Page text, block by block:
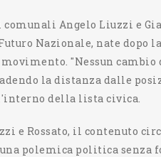
Angelo Liuzzi e
Futuro Nazionale, nate
movimento. "Nessun
la distanza dalle
della lista civica.
e Rossato, il contenuto
polemica politica senza